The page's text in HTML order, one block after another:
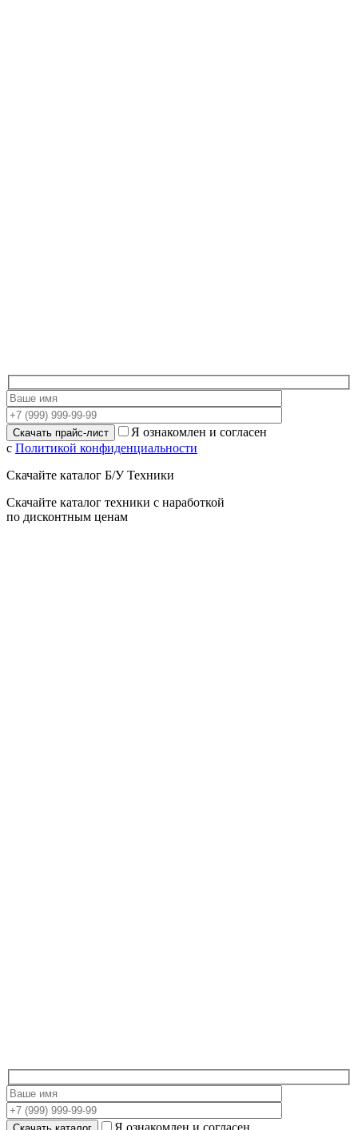
Я ознакомлен и согласен
с Политикой конфиденциальности
Скачайте каталог Б/У Техники
Скачайте каталог техники с наработкой
по дисконтным ценам
Я ознакомлен и согласен